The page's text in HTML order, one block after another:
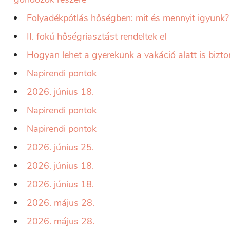
Folyadékpótlás hőségben: mit és mennyit igyunk?
II. fokú hőségriasztást rendeltek el
Hogyan lehet a gyerekünk a vakáció alatt is
Napirendi pontok
2026. június 18.
Napirendi pontok
Napirendi pontok
2026. június 25.
2026. június 18.
2026. június 18.
2026. május 28.
2026. május 28.